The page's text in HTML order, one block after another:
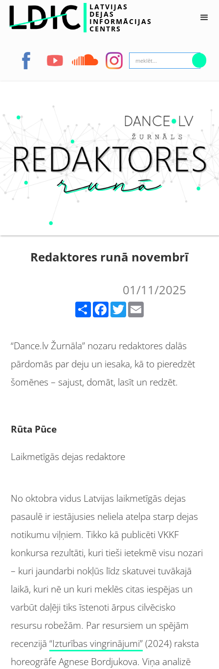
LATVIJAS
DEJAS
INFORMĀCIJAS
CENTRS
Redaktores runā novembrī
01/11/2025
Facebook Twitter
“Dance.lv Žurnāla” nozaru redaktores dalās
pārdomās par deju un iesaka, kā to pieredzēt
šomēnes – sajust, domāt, lasīt un redzēt.
Rūta Pūce
Laikmetīgās dejas redaktore
No oktobra vidus Latvijas laikmetīgās dejas
pasaulē ir iestājusies neliela atelpa starp dejas
notikumu viļņiem. Tikko kā publicēti VKKF
konkursa rezultāti, kuri tieši ietekmē visu nozari
– kuri jaundarbi nokļūs līdz skatuvei tuvākajā
laikā, kuri nē un kuri meklēs citas iespējas un
varbūt daļēji tiks īstenoti ārpus cilvēcisko
resursu robežām. Par resursiem un spējām
recenzijā“Izturības vingrinājumi”(2024) raksta
horeogrāfe Agnese Bordjukova. Viņa analizē